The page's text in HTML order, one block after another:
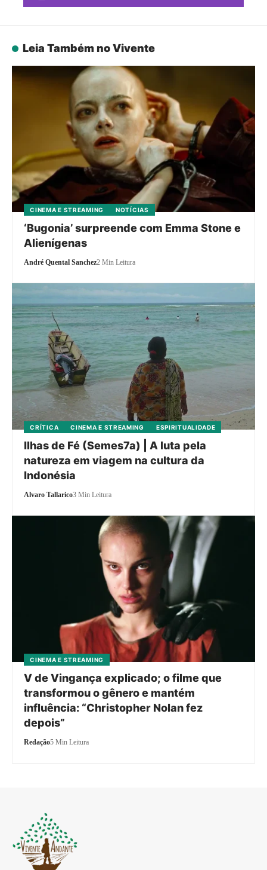
Leia Também no Vivente
CINEMA E STREAMING NOTÍCIAS
‘Bugonia’ surpreende com Emma Stone e
Alienígenas
André Quental Sanchez2 Min Leitura
CRÍTICA CINEMA E STREAMING ESPIRITUALIDADE
Ilhas de Fé (Semes7a) | A luta pela
natureza em viagem na cultura da
Indonésia
Alvaro Tallarico3 Min Leitura
CINEMA E STREAMING
V de Vingança explicado; o filme que
transformou o gênero e mantém
influência: “Christopher Nolan fez
depois”
Redação5 Min Leitura